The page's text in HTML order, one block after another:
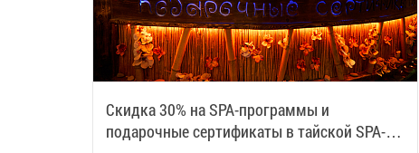
Скидка 30% на SPA-программы и
подарочные сертификаты в тайской SPA-